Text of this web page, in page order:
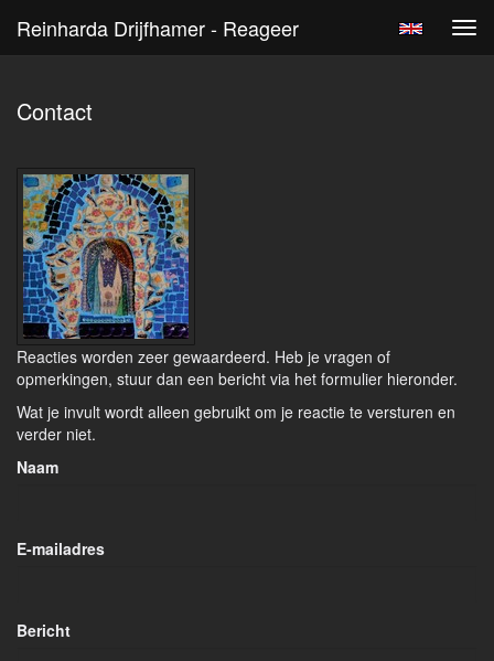
Reinharda Drijfhamer - Reageer
Contact
Reacties worden zeer gewaardeerd. Heb je vragen of
opmerkingen, stuur dan een bericht via het formulier hieronder.
Wat je invult wordt alleen gebruikt om je reactie te versturen en
verder niet.
Naam
E-mailadres
Bericht